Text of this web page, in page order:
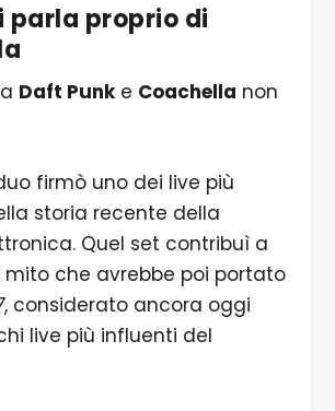
parla proprio di
Daft Punke Coachella non
firmò uno dei live più
storia recente della
Quel set contribuì a
mito che avrebbe poi portato
, considerato ancora oggi
live più influenti del